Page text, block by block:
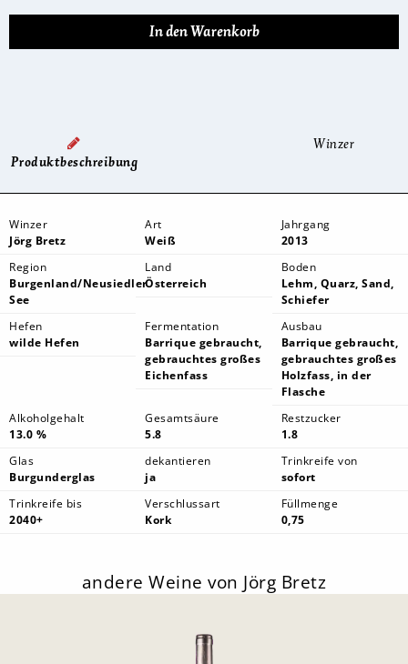
Produktbeschreibung
Winzer
Winzer
Jörg Bretz
Art
Weiß
Jahrgang
2013
Region
Burgenland/Neusiedler
See
Land
Österreich
Boden
Lehm, Quarz, Sand,
Schiefer
Hefen
wilde Hefen
Fermentation
Barrique gebraucht,
gebrauchtes großes
Eichenfass
Ausbau
Barrique gebraucht,
gebrauchtes großes
Holzfass, in der
Flasche
Alkoholgehalt
13.0 %
Gesamtsäure
5.8
Restzucker
1.8
Glas
Burgunderglas
dekantieren
ja
Trinkreife von
sofort
Trinkreife bis
2040+
Verschlussart
Kork
Füllmenge
0,75
andere Weine von Jörg Bretz